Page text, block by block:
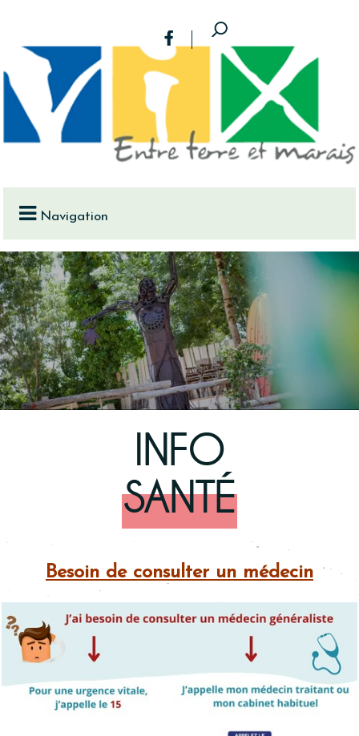
Navigation
© Myriam Simonneau
INFO
SANTÉ
Besoin de consulter un médecin